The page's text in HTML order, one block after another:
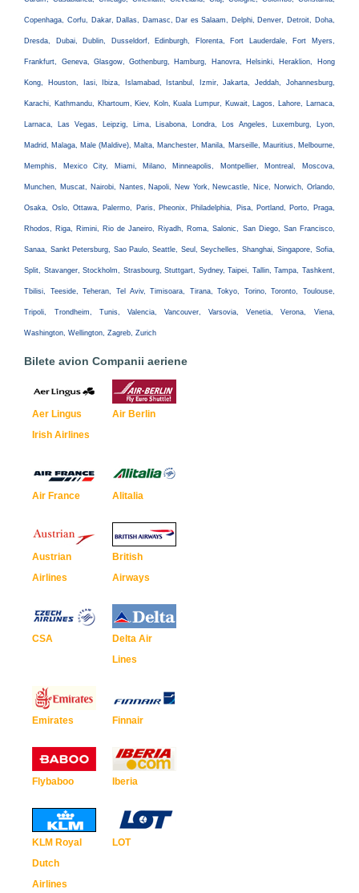
Copenhaga, Corfu, Dakar, Dallas, Damasc, Dar es Salaam, Delphi, Denver, Detroit, Doha,
Dresda, Dubai, Dublin, Dusseldorf, Edinburgh, Florenta, Fort Lauderdale, Fort Myers,
Frankfurt, Geneva, Glasgow, Gothenburg, Hamburg, Hanovra, Helsinki, Heraklion, Hong
Kong, Houston, Iasi, Ibiza, Islamabad, Istanbul, Izmir, Jakarta, Jeddah, Johannesburg,
Karachi, Kathmandu, Khartoum, Kiev, Koln, Kuala Lumpur, Kuwait, Lagos, Lahore, Larnaca,
Larnaca, Las Vegas, Leipzig, Lima, Lisabona, Londra, Los Angeles, Luxemburg, Lyon,
Madrid, Malaga, Male (Maldive), Malta, Manchester, Manila, Marseille, Mauritius, Melbourne,
Memphis, Mexico City, Miami, Milano, Minneapolis, Montpellier, Montreal, Moscova,
Munchen, Muscat, Nairobi, Nantes, Napoli, New York, Newcastle, Nice, Norwich, Orlando,
Osaka, Oslo, Ottawa, Palermo, Paris, Pheonix, Philadelphia, Pisa, Portland, Porto, Praga,
Rhodos, Riga, Rimini, Rio de Janeiro, Riyadh, Roma, Salonic, San Diego, San Francisco,
Sanaa, Sankt Petersburg, Sao Paulo, Seattle, Seul, Seychelles, Shanghai, Singapore, Sofia,
Split, Stavanger, Stockholm, Strasbourg, Stuttgart, Sydney, Taipei, Tallin, Tampa, Tashkent,
Tbilisi, Teeside, Teheran, Tel Aviv, Timisoara, Tirana, Tokyo, Torino, Toronto, Toulouse,
Tripoli, Trondheim, Tunis, Valencia, Vancouver, Varsovia, Venetia, Verona, Viena,
Washington, Wellington, Zagreb, Zurich
Bilete avion Companii aeriene
Aer Lingus
Irish Airlines
Air Berlin
Air France Alitalia
Austrian
Airlines
British
Airways
CSA
Delta Air
Lines
Emirates Finnair
Flybaboo Iberia
KLM Royal
Dutch
Airlines
LOT